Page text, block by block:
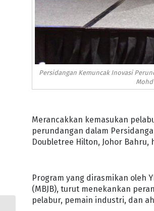
Persidangan Kemuncak Inovasi
Mohd
Merancakkan kemasukan
perundangan dalam
Doubletree Hilton, Johor Bahru,
Program yang dirasmikan oleh
(MBJB), turut menekankan
pelabur, pemain industri, dan